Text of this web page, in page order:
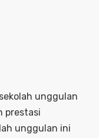
unggulan
prestasi
unggulan ini